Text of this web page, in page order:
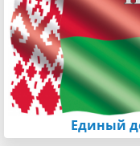
Единый